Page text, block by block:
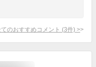
のおすすめコメント (3件) >